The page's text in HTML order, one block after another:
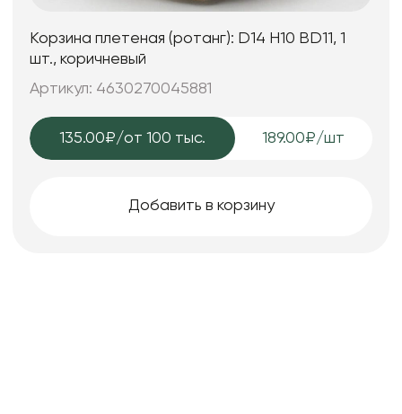
Корзина плетеная (ротанг): D14 H10 BD11, 1
шт., коричневый
Артикул: 4630270045881
135.00₽/от 100 тыс. 189.00₽/шт
Добавить в корзину